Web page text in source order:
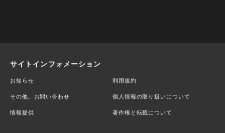
サイトインフォメーション
お知らせ 利用規約
その他、お問い合わせ 個人情報の取り扱いについて
情報提供 著作権と転載について